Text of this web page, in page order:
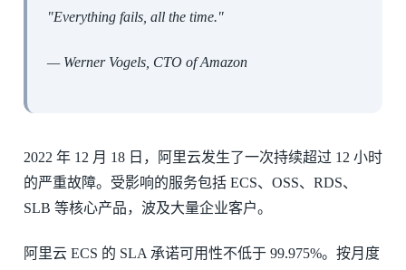
"Everything fails, all the time."
— Werner Vogels, CTO of Amazon
2022 年 12 月 18 日，阿里云发生了一次持续超过 12 小时
的严重故障。受影响的服务包括 ECS、OSS、RDS、
SLB 等核心产品，波及大量企业客户。
阿里云 ECS 的 SLA 承诺可用性不低于 99.975%。按月度